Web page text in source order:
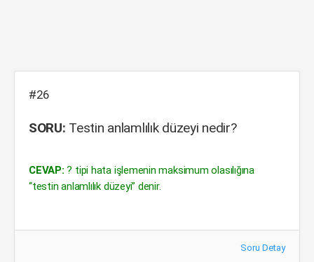
#26
SORU: Testin anlamlılık düzeyi nedir?
CEVAP: ? tipi hata işlemenin maksimum olasılığına
“testin anlamlılık düzeyi” denir.
Soru Detay